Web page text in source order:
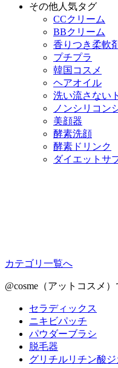
その他人気タグ
CCクリーム
BBクリーム
香りつき柔軟
プチプラ
韓国コスメ
ヘアオイル
洗い流さない
ノンシリコン
美顔器
酵素洗顔
酵素ドリンク
ダイエットサ
カテゴリ一覧へ
@cosme（アットコスメ
セラディックス
ニキビパッチ
パウダーブラシ
脱毛器
グリチルリチン酸ジ